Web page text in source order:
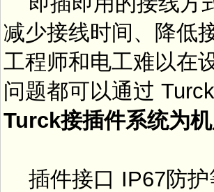
减少接线时间、降低
工程师和电工难以在
问题都可以通过
Turck接插件系统为
插件接口 IP67防护